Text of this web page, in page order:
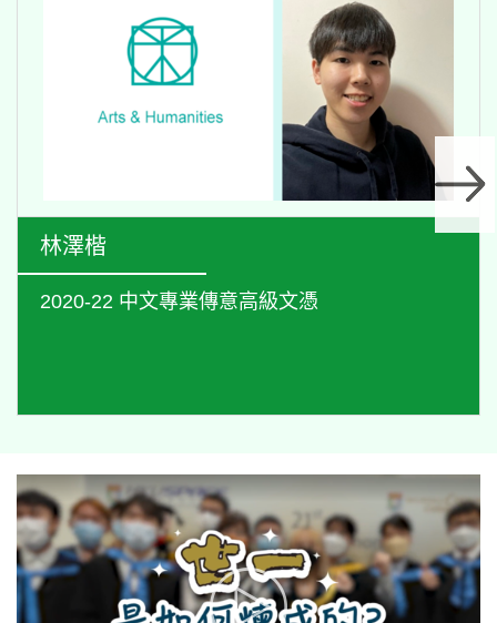
林澤楷
2020-22 中文專業傳意高級文憑